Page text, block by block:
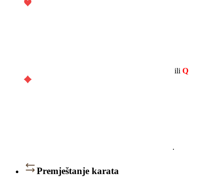
ili Q
.
Premještanje karata